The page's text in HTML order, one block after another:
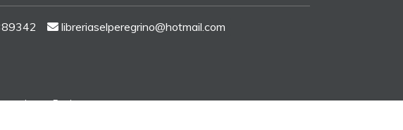
libreriaselperegrino@hotmail.com
vendo conBsale